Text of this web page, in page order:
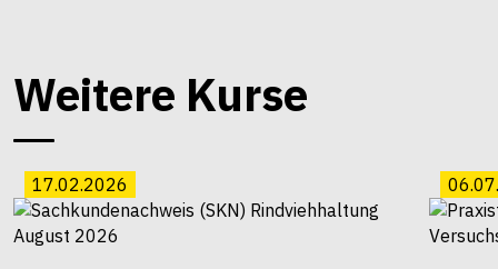
Weitere Kurse
17.02.2026